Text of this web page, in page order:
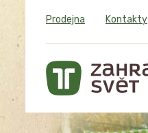
Prodejna Kontakty